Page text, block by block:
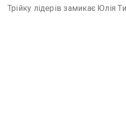
Трійку лідерів замикає Юлія